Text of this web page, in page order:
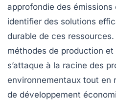
approfondie des émissions
identifier des solutions
durable de ces
méthodes de production
s’attaque à la racine des
environnementaux tout en
de développement